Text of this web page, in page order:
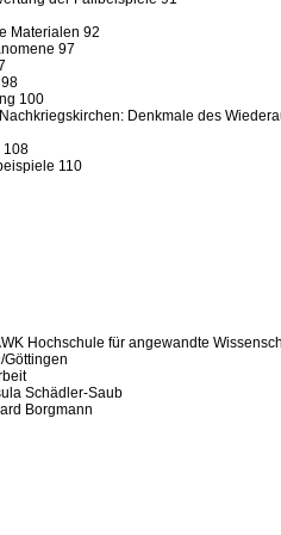
Materialen 92
97
100
Denkmale des
108
110
Hochschule für angewandte
Schädler-Saub
Borgmann